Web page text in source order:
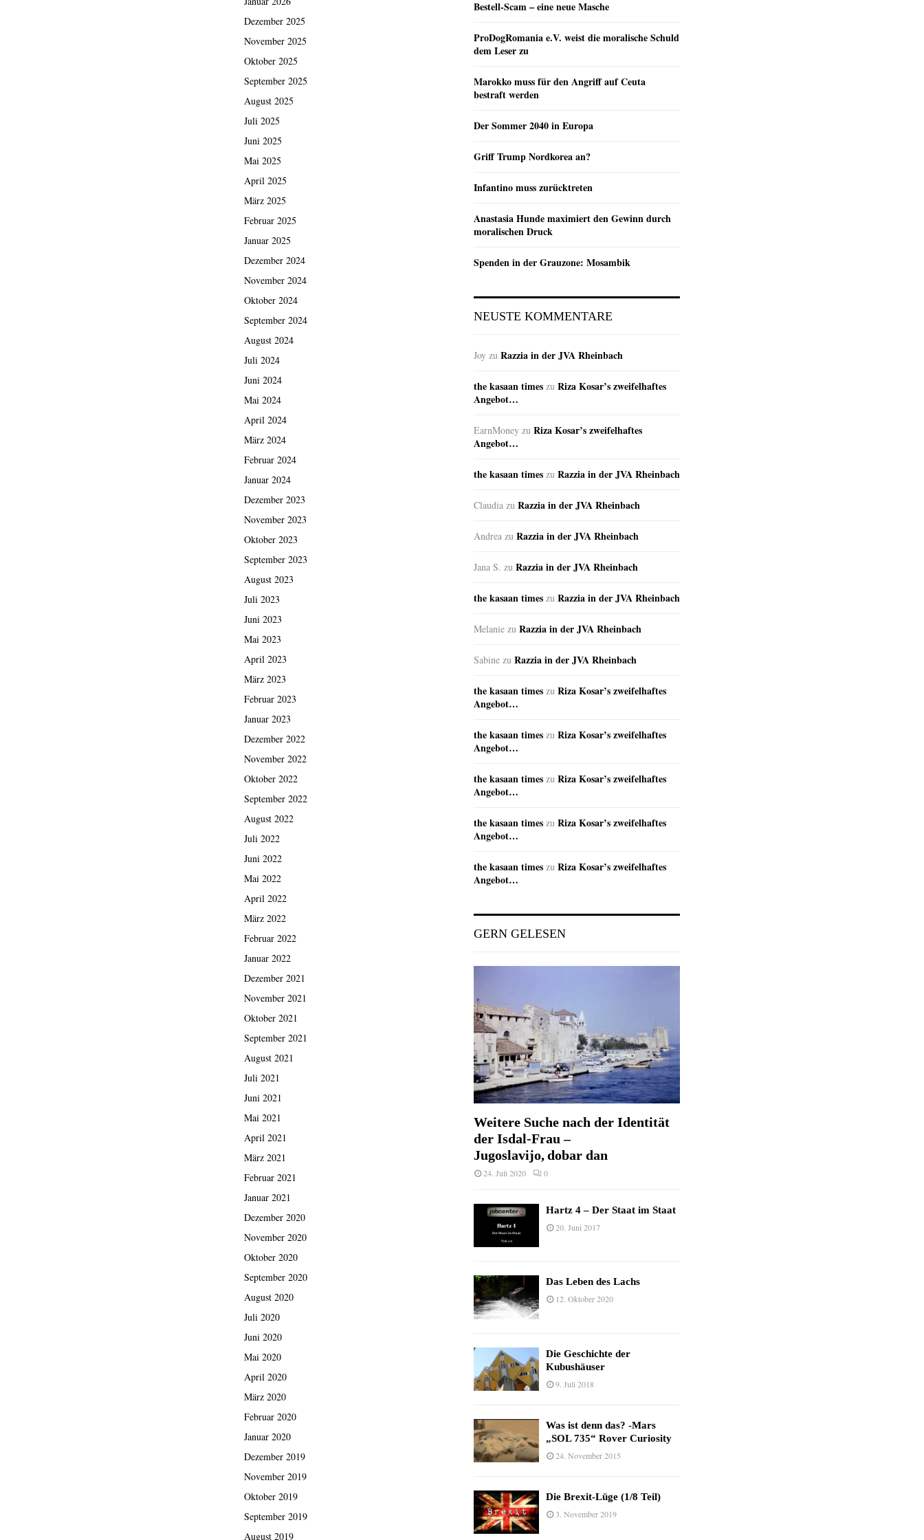
Dezember 2025
November 2025
Oktober 2025
September 2025
August 2025
Juli 2025
Juni 2025
Mai 2025
April 2025
März 2025
Februar 2025
Januar 2025
Dezember 2024
November 2024
Oktober 2024
September 2024
August 2024
Juli 2024
Juni 2024
Mai 2024
April 2024
März 2024
Februar 2024
Januar 2024
Dezember 2023
November 2023
Oktober 2023
September 2023
August 2023
Juli 2023
Juni 2023
Mai 2023
April 2023
März 2023
Februar 2023
Januar 2023
Dezember 2022
November 2022
Oktober 2022
September 2022
August 2022
Juli 2022
Juni 2022
Mai 2022
April 2022
März 2022
Februar 2022
Januar 2022
Dezember 2021
November 2021
Oktober 2021
September 2021
August 2021
Juli 2021
Juni 2021
Mai 2021
April 2021
März 2021
Februar 2021
Januar 2021
Dezember 2020
November 2020
Oktober 2020
September 2020
August 2020
Juli 2020
Juni 2020
Mai 2020
April 2020
März 2020
Februar 2020
Januar 2020
Dezember 2019
November 2019
Oktober 2019
September 2019
August 2019
Bestell-Scam – eine neue Masche
ProDogRomania e.V. weist die moralische Schuld
dem Leser zu
Marokko muss für den Angriff auf Ceuta
bestraft werden
Der Sommer 2040 in Europa
Griff Trump Nordkorea an?
Infantino muss zurücktreten
Anastasia Hunde maximiert den Gewinn durch
moralischen Druck
Spenden in der Grauzone: Mosambik
NEUSTE KOMMENTARE
Joy zu Razzia in der JVA Rheinbach
the kasaan times zu Riza Kosar’s zweifelhaftes
Angebot…
EarnMoney zu Riza Kosar’s zweifelhaftes
Angebot…
the kasaan times zu Razzia in der JVA Rheinbach
Claudia zu Razzia in der JVA Rheinbach
Andrea zu Razzia in der JVA Rheinbach
Jana S. zu Razzia in der JVA Rheinbach
the kasaan times zu Razzia in der JVA Rheinbach
Melanie zu Razzia in der JVA Rheinbach
Sabine zu Razzia in der JVA Rheinbach
the kasaan times zu Riza Kosar’s zweifelhaftes
Angebot…
the kasaan times zu Riza Kosar’s zweifelhaftes
Angebot…
the kasaan times zu Riza Kosar’s zweifelhaftes
Angebot…
the kasaan times zu Riza Kosar’s zweifelhaftes
Angebot…
the kasaan times zu Riza Kosar’s zweifelhaftes
Angebot…
GERN GELESEN
Weitere Suche nach der Identität
der Isdal-Frau –
Jugoslavijo, dobar dan
24. Juli 2020 0
Hartz 4 – Der Staat im Staat
20. Juni 2017
Das Leben des Lachs
12. Oktober 2020
Die Geschichte der
Kubushäuser
9. Juli 2018
Was ist denn das? -Mars
„SOL 735“ Rover Curiosity
24. November 2015
Die Brexit-Lüge (1/8 Teil)
3. November 2019